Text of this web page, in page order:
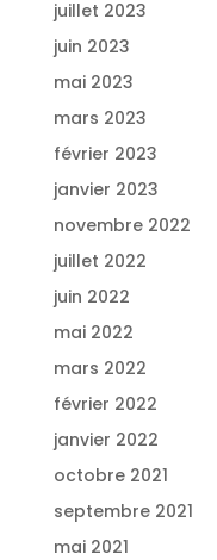
juillet 2023
juin 2023
mai 2023
mars 2023
février 2023
janvier 2023
novembre 2022
juillet 2022
juin 2022
mai 2022
mars 2022
février 2022
janvier 2022
octobre 2021
septembre 2021
mai 2021